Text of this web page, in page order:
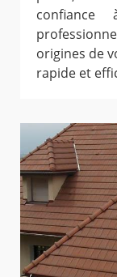
confiance
origines de
rapide et